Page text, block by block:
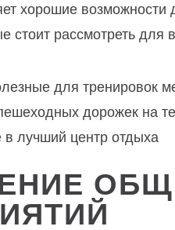
хорошие
стоит рассмотреть для
для тренировок
дорожек на
в лучший центр отдыха